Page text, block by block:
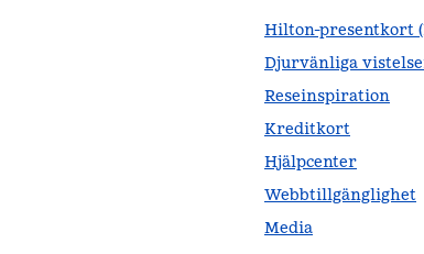
Hilton-presentkort
Djurvänliga
Reseinspiration
Kreditkort
Hjälpcenter
Webbtillgänglighet
Media